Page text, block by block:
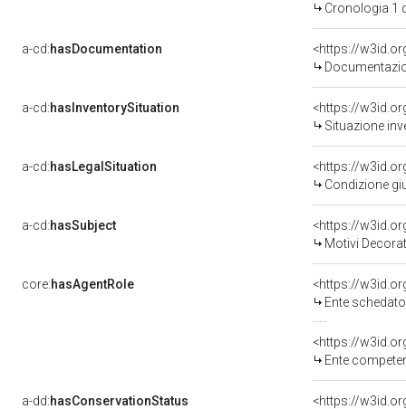
Cronologia 1
a-cd:hasDocumentation
a-cd:hasInventorySituation
<https://
Situazione
a-cd:hasLegalSituation
<https://
Condizione
a-cd:hasSubject
<https://
Motivi
core:hasAgentRole
<https://
Ente
<https://
Ente competente per tutela
a-dd:hasConservationStatus
<https://